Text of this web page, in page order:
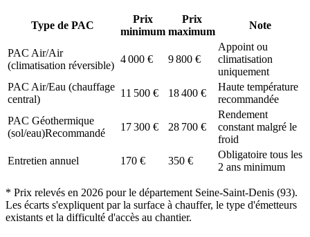
Type de PAC
Prix
minimum
Prix
maximum
Note
PAC Air/Air
(climatisation réversible)
4 000 € 9 800 €
Appoint ou
climatisation
uniquement
PAC Air/Eau (chauffage
central)
11 500 € 18 400 €
Haute température
recommandée
PAC Géothermique
(sol/eau)Recommandé
17 300 € 28 700 €
Rendement
constant malgré le
froid
Entretien annuel
170 € 350 €
Obligatoire tous les
2 ans minimum
* Prix relevés en 2026 pour le département Seine-Saint-Denis (93).
Les écarts s'expliquent par la surface à chauffer, le type d'émetteurs
existants et la difficulté d'accès au chantier.